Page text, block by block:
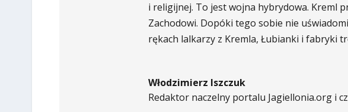
i religijnej. To jest wojna hybrydowa. Kreml
Zachodowi. Dopóki tego sobie nie
rękach lalkarzy z Kremla, Łubianki i fabryki
Włodzimierz Iszczuk
Redaktor naczelny portalu Jagiellonia.org i